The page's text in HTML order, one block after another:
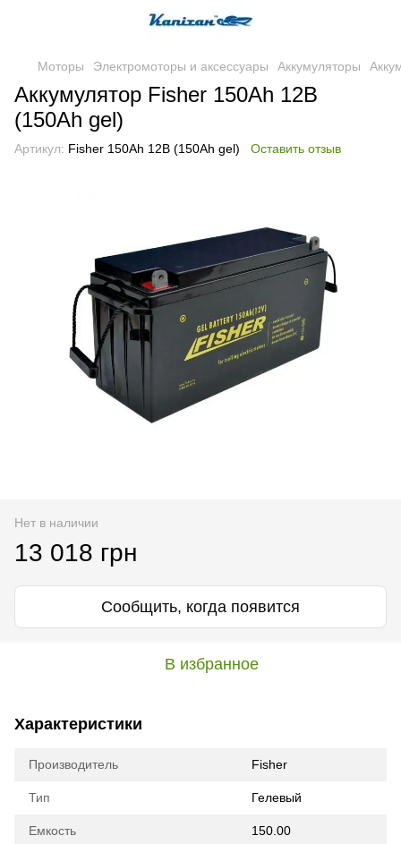
Моторы Электромоторы и аксессуары Аккумуляторы
Аккумулятор Fisher 150Ah 12B
(150Ah gel)
Артикул: Fisher 150Ah 12B (150Ah gel) Оставить отзыв
Нет в наличии
13 018 грн
Сообщить, когда появится
В избранное
Характеристики
Производитель Fisher
Тип Гелевый
Емкость 150.00